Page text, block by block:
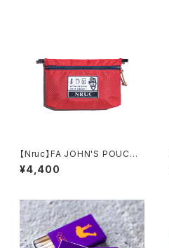
【Nruc】FA JOHN'S POUCH
＜M＞
¥4,400